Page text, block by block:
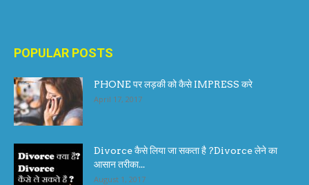
POPULAR POSTS
PHONE पर लड़की को कैसे IMPRESS करे
April 17, 2017
Divorce कैसे लिया जा सकता है ?Divorce लेने का
आसान तरीका...
August 1, 2017